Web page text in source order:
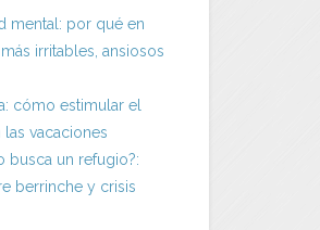
mental: por qué en
irritables, ansiosos
cómo estimular el
las vacaciones
busca un refugio?:
berrinche y crisis